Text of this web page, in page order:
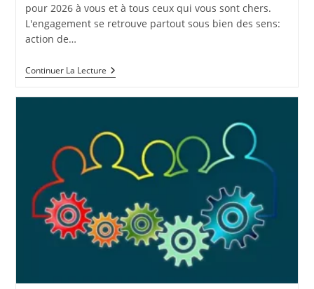
pour 2026 à vous et à tous ceux qui vous sont chers.
L'engagement se retrouve partout sous bien des sens:
action de…
Continuer La LectureVoeux
2026
Qui
Transforme
Une
Promesse